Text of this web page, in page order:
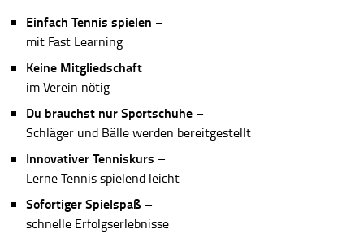
Einfach Tennis spielen –
mit Fast Learning
Keine Mitgliedschaft
im Verein nötig
Du brauchst nur Sportschuhe –
Schläger und Bälle werden bereitgestellt
Innovativer Tenniskurs –
Lerne Tennis spielend leicht
Sofortiger Spielspaß –
schnelle Erfolgserlebnisse